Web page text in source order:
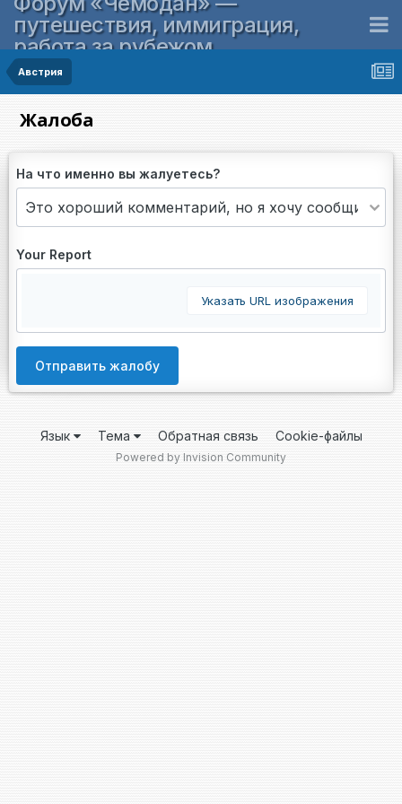
путешествия, иммиграция,
работа за рубежом
Австрия
Жалоба
На что именно вы жалуетесь?
Your Report
Указать URL изображения
Отправить жалобу
Язык Тема Обратная связь Cookie-файлы
Powered by Invision Community